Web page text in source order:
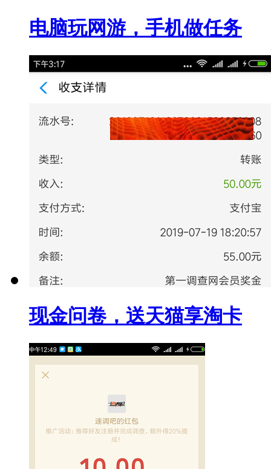
电脑玩网游，手机做任务
现金问卷，送天猫享淘卡